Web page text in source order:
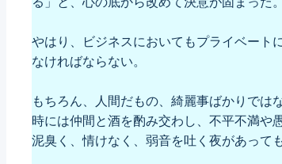
やはり、ビジネスにおいてもプライベート
なければならない。
もちろん、人間だもの、綺麗事ばかりではな
時には仲間と酒を酌み交わし、不平不満や
泥臭く、情けなく、弱音を吐く夜があって